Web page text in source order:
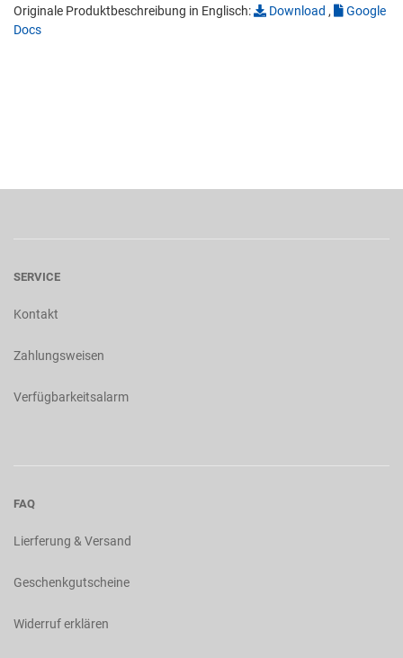
Originale Produktbeschreibung in Englisch:
Download ,
Google
Docs
SERVICE
Kontakt
Zahlungsweisen
Verfügbarkeitsalarm
FAQ
Lierferung & Versand
Geschenkgutscheine
Widerruf erklären